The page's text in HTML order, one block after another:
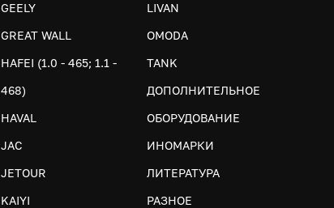
GEELY
GREAT WALL
HAFEI (1.0 - 465; 1.1 -
468)
HAVAL
JAC
JETOUR
KAIYI
LIVAN
OMODA
TANK
ДОПОЛНИТЕЛЬНОЕ
ОБОРУДОВАНИЕ
ИНОМАРКИ
ЛИТЕРАТУРА
РАЗНОЕ